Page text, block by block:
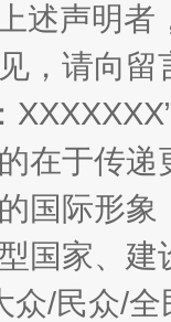
如何以
述声明
，请向
在于传
国际形
国家、
众/民众/